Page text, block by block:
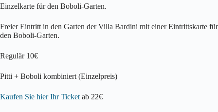
Einzelkarte für den Boboli-Garten.
Freier Eintritt in den Garten der Villa Bardini mit einer Eintrittskarte für
den Boboli-Garten.
Regulär 10€
Pitti + Boboli kombiniert (Einzelpreis)
Kaufen Sie hier Ihr Ticket ab 22€